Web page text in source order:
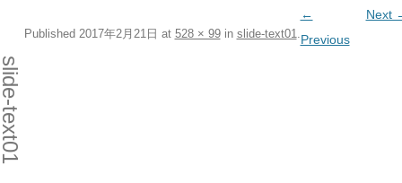
Published 2017年2月21日 at 528 × 99in slide-text01
←
Previous
Next